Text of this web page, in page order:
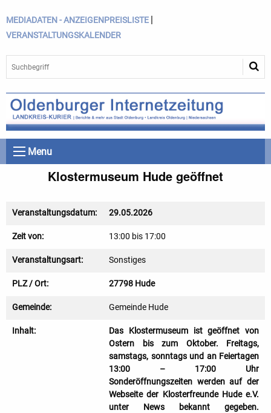
MEDIADATEN - ANZEIGENPREISLISTE |
VERANSTALTUNGSKALENDER
Menu
Klostermuseum Hude geöffnet
Veranstaltungsdatum: 29.05.2026
Zeit von: 13:00 bis 17:00
Veranstaltungsart: Sonstiges
PLZ / Ort: 27798 Hude
Gemeinde: Gemeinde Hude
Inhalt:
Das Klostermuseum ist geöffnet von
Ostern bis zum Oktober. Freitags,
samstags, sonntags und an Feiertagen
13:00 – 17:00 Uhr
Sonderöffnungszeiten werden auf der
Webseite der Klosterfreunde Hude e.V.
unter News bekannt gegeben.